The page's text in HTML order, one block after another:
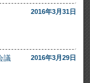
2016年3月31日
議 2016年3月29日